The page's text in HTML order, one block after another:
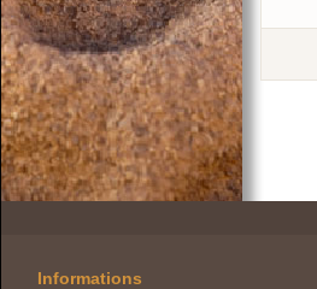
Informations